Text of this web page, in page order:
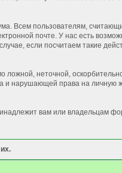
Всем пользователям,
почте. У нас есть
если посчитаем такие
неточной,
и нарушающей права на личную
вам или владельцам